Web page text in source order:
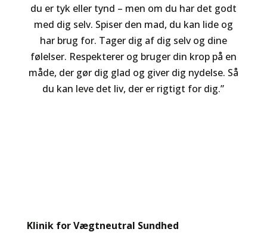
du er tyk eller tynd – men om du har det godt
med dig selv. Spiser den mad, du kan lide og
har brug for. Tager dig af dig selv og dine
følelser. Respekterer og bruger din krop på en
måde, der gør dig glad og giver dig nydelse. Så
du kan leve det liv, der er rigtigt for dig.”
Klinik for Vægtneutral Sundhed